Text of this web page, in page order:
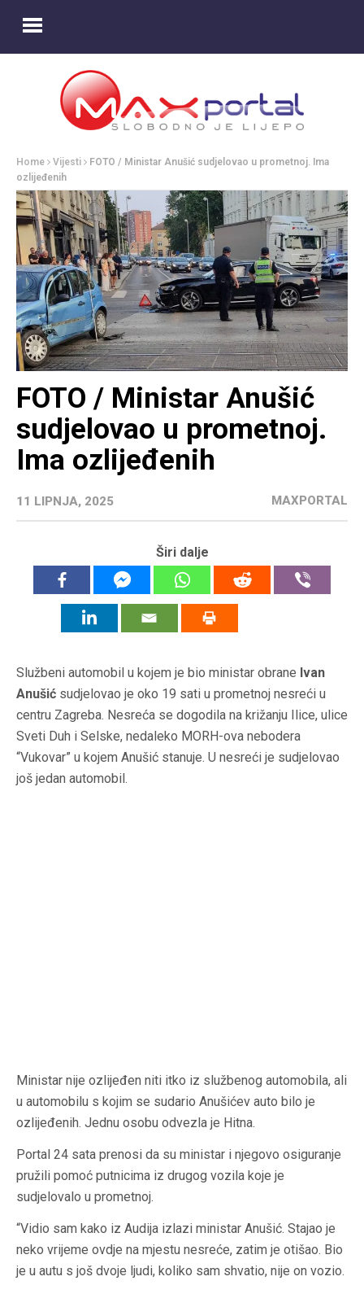
Home Vijesti
FOTO / Ministar Anušić sudjelovao u prometnoj. Ima
ozlijeđenih
FOTO / Ministar Anušić
sudjelovao u prometnoj.
Ima ozlijeđenih
11 LIPNJA, 2025 MAXPORTAL
Širi dalje
Službeni automobil u kojem je bio ministar obrane Ivan
Anušić sudjelovao je oko 19 sati u prometnoj nesreći u
centru Zagreba. Nesreća se dogodila na križanju Ilice, ulice
Sveti Duh i Selske, nedaleko MORH-ova nebodera
“Vukovar” u kojem Anušić stanuje. U nesreći je sudjelovao
još jedan automobil.
Ministar nije ozlijeđen niti itko iz službenog automobila, ali
u automobilu s kojim se sudario Anušićev auto bilo je
ozlijeđenih. Jednu osobu odvezla je Hitna.
Portal 24 sata prenosi da su ministar i njegovo osiguranje
pružili pomoć putnicima iz drugog vozila koje je
sudjelovalo u prometnoj.
“Vidio sam kako iz Audija izlazi ministar Anušić. Stajao je
neko vrijeme ovdje na mjestu nesreće, zatim je otišao. Bio
je u autu s još dvoje ljudi, koliko sam shvatio, nije on vozio.